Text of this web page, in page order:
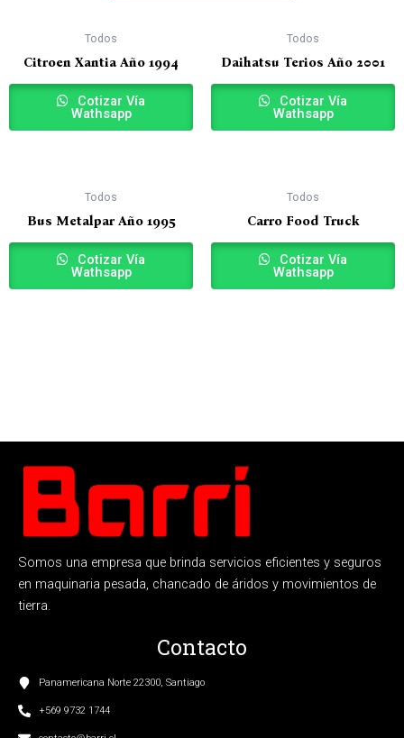
Todos
Citroen Xantia Año 1994
Cotizar Vía
Wathsapp
Todos
Daihatsu Terios Año 2001
Cotizar Vía
Wathsapp
Todos
Bus Metalpar Año 1995
Cotizar Vía
Wathsapp
Todos
Carro Food Truck
Cotizar Vía
Wathsapp
Somos una empresa que brinda servicios eficientes y seguros
en maquinaria pesada, chancado de áridos y movimientos de
tierra.
Contacto
Panamericana Norte 22300, Santiago
+569 9732 1744